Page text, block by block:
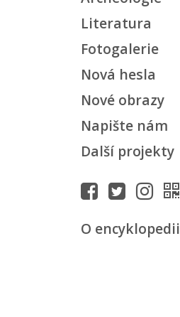
Literatura
Fotogalerie
Nová hesla
Nové obrazy
Napište nám
Další projekty
O encyklopedii